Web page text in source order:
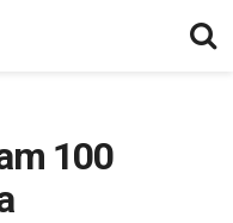
100